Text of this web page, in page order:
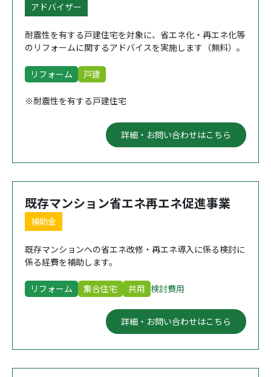
アドバイザー
耐震性を有する戸建住宅を対象に、省エネ化・再エネ化等
のリフォームに関するアドバイスを実施します（無料）。
リフォーム 戸建
※耐震性を有する戸建住宅
詳細・お問い合わせはこちら
既存マンション省エネ再エネ促進事業
補助金
既存マンションへの省エネ改修・再エネ導入に係る検討に
係る経費を補助します。
リフォーム 集合住宅 共用 検討費用
詳細・お問い合わせはこちら